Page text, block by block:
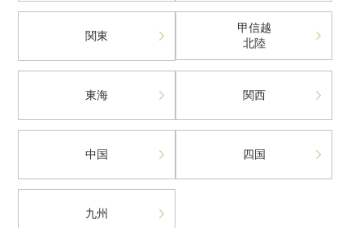
関東
甲信越
北陸
東海 関西
中国 四国
九州